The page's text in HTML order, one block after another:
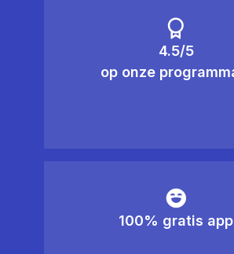
4.5/5
op onze
100% gratis app